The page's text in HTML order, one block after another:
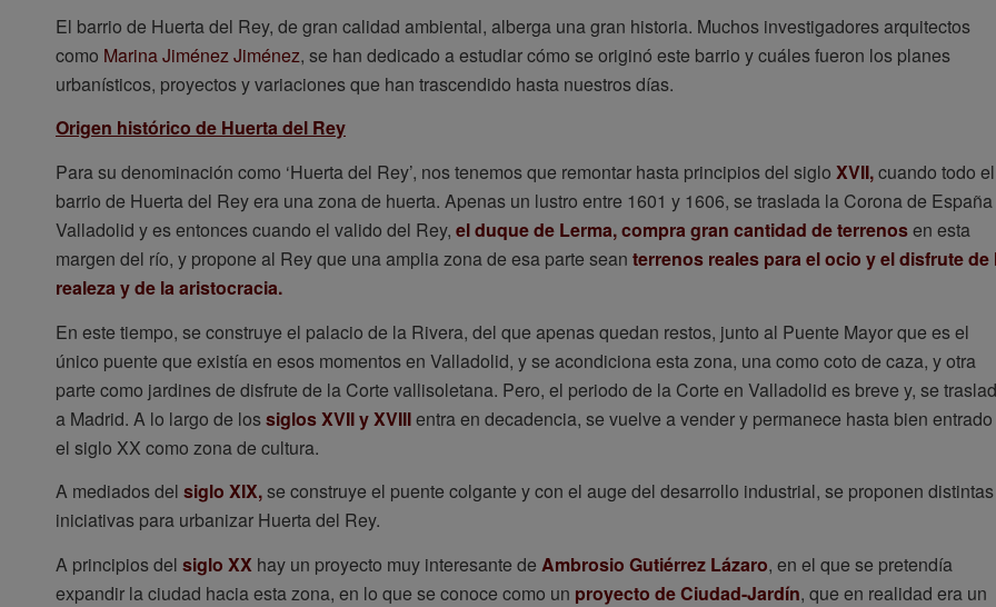
El barrio de Huerta del Rey, de gran calidad ambiental, alberga una gran historia. Muchos investigadores arquitectos
como Marina Jiménez Jiménez, se han dedicado a estudiar cómo se originó este barrio y cuáles fueron los planes
urbanísticos, proyectos y variaciones que han trascendido hasta nuestros días.
Origen histórico de Huerta del Rey
Para su denominación como ‘Huerta del Rey’, nos tenemos que remontar hasta principios del siglo XVII,cuando todo el
barrio de Huerta del Rey era una zona de huerta. Apenas un lustro entre 1601 y 1606, se traslada la Corona de
Valladolid y es entonces cuando el valido del Rey, el duque de Lerma, compra gran cantidad de terrenosen esta
margen del río, y propone al Rey que una amplia zona de esa parte sean terrenos reales para el ocio y el disfrute de
realeza y de la aristocracia.
En este tiempo, se construye el palacio de la Rivera, del que apenas quedan restos, junto al Puente Mayor que es el
único puente que existía en esos momentos en Valladolid, y se acondiciona esta zona, una como coto de caza, y otra
parte como jardines de disfrute de la Corte vallisoletana. Pero, el periodo de la Corte en Valladolid es breve y, se
a Madrid. A lo largo de lossiglos XVII y XVIIIentra en decadencia, se vuelve a vender y permanece hasta bien entrado
el siglo XX como zona de cultura.
A mediados del siglo XIX,se construye el puente colgante y con el auge del desarrollo industrial, se proponen distintas
iniciativas para urbanizar Huerta del Rey.
A principios del siglo XX hay un proyecto muy interesante de Ambrosio Gutiérrez Lázaro, en el que se pretendía
expandir la ciudad hacia esta zona, en lo que se conoce como un proyecto de Ciudad-Jardín, que en realidad era un